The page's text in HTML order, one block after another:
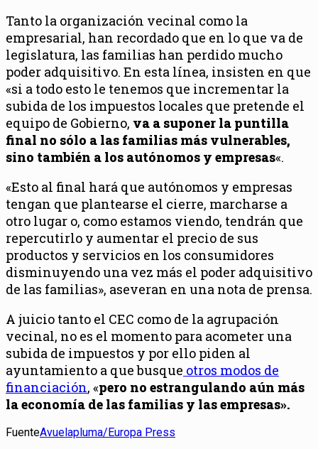
Tanto la organización vecinal como la
empresarial, han recordado que en lo que va de
legislatura, las familias han perdido mucho
poder adquisitivo. En esta línea, insisten en que
«si a todo esto le tenemos que incrementar la
subida de los impuestos locales que pretende el
equipo de Gobierno, va a suponer la puntilla
final no sólo a las familias más vulnerables,
sino también a los autónomos y empresas«.
«Esto al final hará que autónomos y empresas
tengan que plantearse el cierre, marcharse a
otro lugar o, como estamos viendo, tendrán que
repercutirlo y aumentar el precio de sus
productos y servicios en los consumidores
disminuyendo una vez más el poder adquisitivo
de las familias», aseveran en una nota de prensa.
A juicio tanto el CEC como de la agrupación
vecinal, no es el momento para acometer una
subida de impuestos y por ello piden al
ayuntamiento a que busque otros modos de
financiación, «pero no estrangulando aún más
la economía de las familias y las empresas».
FuenteAvuelapluma/Europa Press